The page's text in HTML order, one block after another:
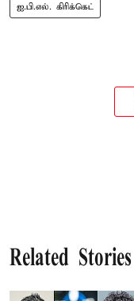
ஐ.பி.எல். கிரிக்கெட்
Related Stories